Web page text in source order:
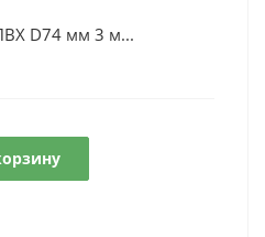
D74 мм 3 м...